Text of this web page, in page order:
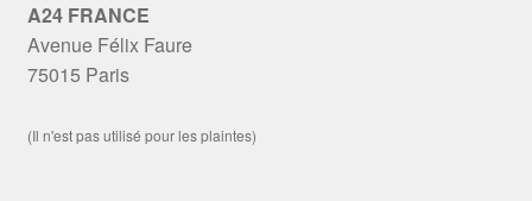
A24 FRANCE
Avenue Félix Faure
75015 Paris
(Il n'est pas utilisé pour les plaintes)